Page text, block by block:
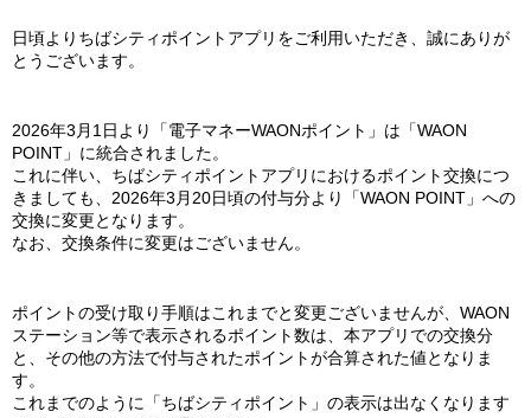
日頃よりちばシティポイントアプリをご利用いただき、誠にありが
とうございます。
2026年3月1日より「電子マネーWAONポイント」は「WAON
POINT」に統合されました。
これに伴い、ちばシティポイントアプリにおけるポイント交換につ
きましても、2026年3月20日頃の付与分より「WAON POINT」への
交換に変更となります。
なお、交換条件に変更はございません。
ポイントの受け取り手順はこれまでと変更ございませんが、WAON
ステーション等で表示されるポイント数は、本アプリでの交換分
と、その他の方法で付与されたポイントが合算された値となりま
す。
これまでのように「ちばシティポイント」の表示は出なくなります